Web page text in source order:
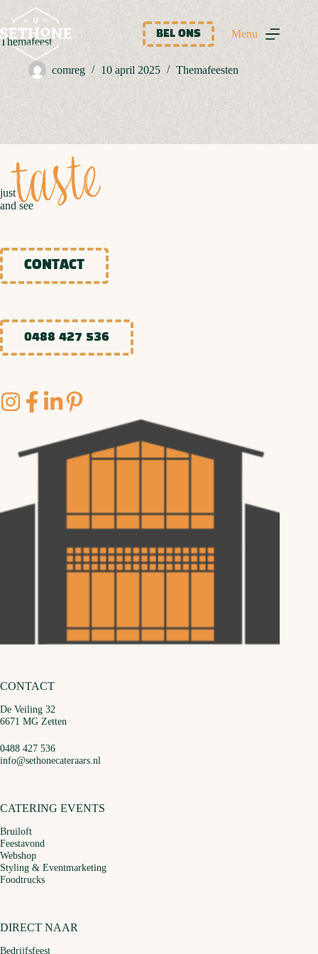
naar
de
inhoud
BEL ONS Menu
Themafeest
comreg 10 april 2025 Themafeesten
justtaste
and see
CONTACT
0488 427 536
CONTACT
De Veiling 32
6671 MG Zetten
0488 427 536
info@sethonecateraars.nl
CATERING EVENTS
Bruiloft
Feestavond
Webshop
Styling & Eventmarketing
Foodtrucks
DIRECT NAAR
Bedrijfsfeest